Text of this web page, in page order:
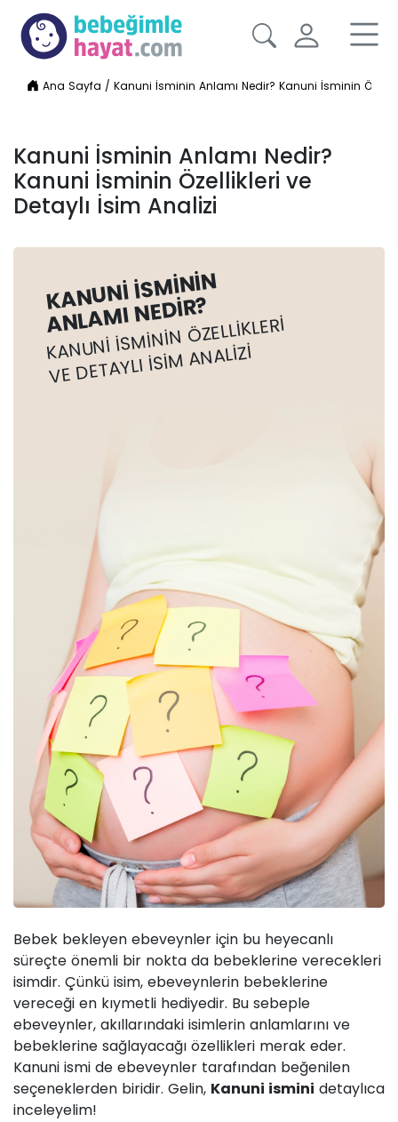
Ana Sayfa /Kanuni İsminin Anlamı Nedir? Kanuni İsminin
Kanuni İsminin Anlamı Nedir?
Kanuni İsminin Özellikleri ve
Detaylı İsim Analizi
KANUNI İSMININ
ANLAMI NEDIR?
KANUNI İSMININ ÖZELLIKLERI
VE DETAYLI İSIM ANALIZI
Bebek bekleyen ebeveynler için bu heyecanlı
süreçte önemli bir nokta da bebeklerine verecekleri
isimdir. Çünkü isim, ebeveynlerin bebeklerine
vereceği en kıymetli hediyedir. Bu sebeple
ebeveynler, akıllarındaki isimlerin anlamlarını ve
bebeklerine sağlayacağı özellikleri merak eder.
Kanuni ismi de ebeveynler tarafından beğenilen
seçeneklerden biridir. Gelin, Kanuni ismini detaylıca
inceleyelim!